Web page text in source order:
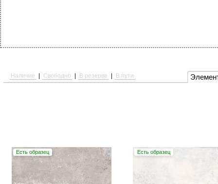
Наличие Свободно В резерве В пути
Есть образец Есть образец